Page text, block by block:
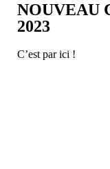
NOUVEAU
2023
C’est par ici !